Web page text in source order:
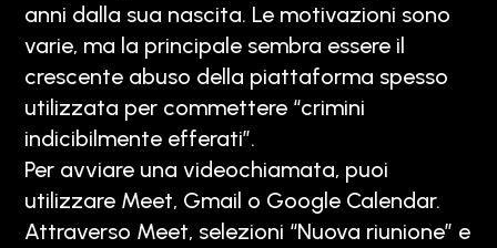
anni dalla sua nascita. Le motivazioni sono
varie, ma la principale sembra essere il
crescente abuso della piattaforma spesso
utilizzata per commettere “crimini
indicibilmente efferati”.
Per avviare una videochiamata, puoi
utilizzare Meet, Gmail o Google Calendar.
Attraverso Meet, selezioni “Nuova riunione” e